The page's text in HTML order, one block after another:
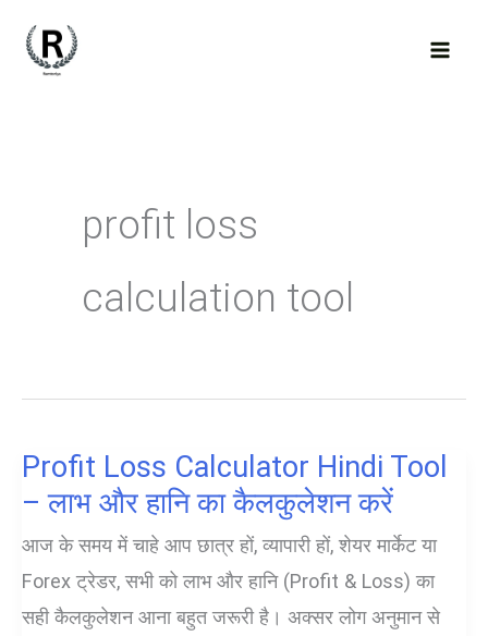
profit loss
calculation tool
Profit Loss Calculator Hindi Tool
– लाभ और हानि का कैलकुलेशन करें
आज के समय में चाहे आप छात्र हों, व्यापारी हों, शेयर मार्केट या
Forex ट्रेडर, सभी को लाभ और हानि (Profit & Loss) का
सही कैलकुलेशन आना बहुत जरूरी है। अक्सर लोग अनुमान से